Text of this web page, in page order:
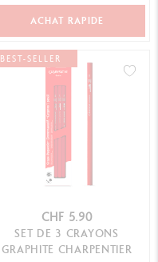
ACHAT RAPIDE
BEST-SELLER
CHF 5.90
SET DE 3 CRAYONS
GRAPHITE CHARPENTIER